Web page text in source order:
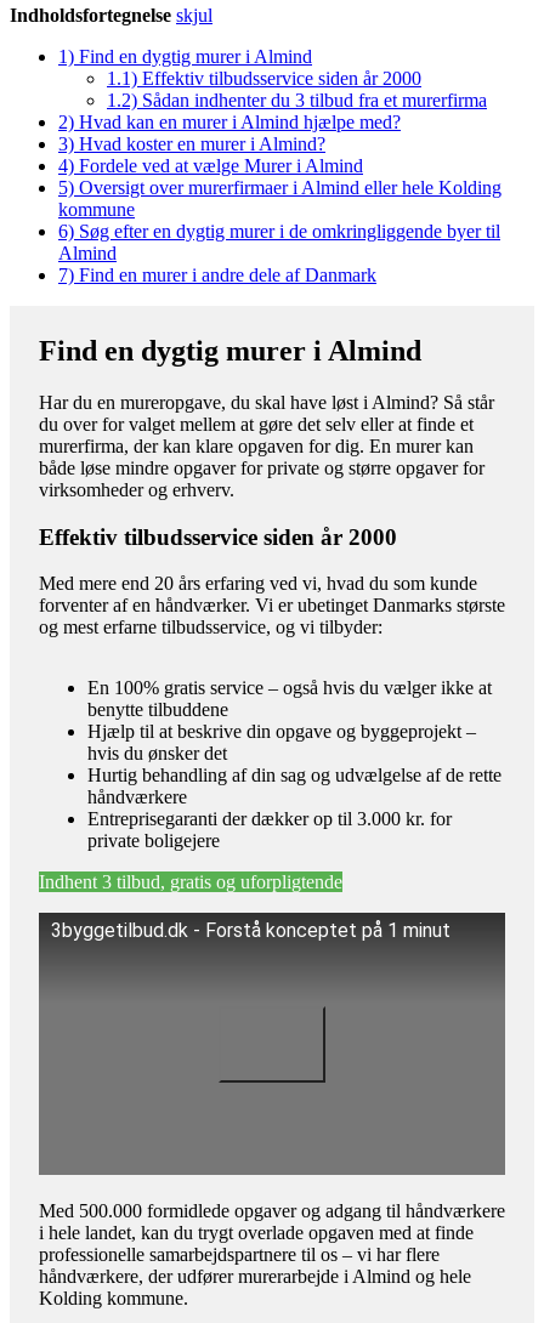
Indholdsfortegnelse skjul
1) Find en dygtig murer i Almind
1.1) Effektiv tilbudsservice siden år 2000
1.2) Sådan indhenter du 3 tilbud fra et murerfirma
2) Hvad kan en murer i Almind hjælpe med?
3) Hvad koster en murer i Almind?
4) Fordele ved at vælge Murer i Almind
5) Oversigt over murerfirmaer i Almind eller hele Kolding
kommune
6) Søg efter en dygtig murer i de omkringliggende byer til
Almind
7) Find en murer i andre dele af Danmark
Find en dygtig murer i Almind
Har du en mureropgave, du skal have løst i Almind? Så står
du over for valget mellem at gøre det selv eller at finde et
murerfirma, der kan klare opgaven for dig. En murer kan
både løse mindre opgaver for private og større opgaver for
virksomheder og erhverv.
Effektiv tilbudsservice siden år 2000
Med mere end 20 års erfaring ved vi, hvad du som kunde
forventer af en håndværker. Vi er ubetinget Danmarks største
og mest erfarne tilbudsservice, og vi tilbyder:
En 100% gratis service – også hvis du vælger ikke at
benytte tilbuddene
Hjælp til at beskrive din opgave og byggeprojekt –
hvis du ønsker det
Hurtig behandling af din sag og udvælgelse af de rette
håndværkere
Entreprisegaranti der dækker op til 3.000 kr. for
private boligejere
Indhent 3 tilbud, gratis og uforpligtende
3byggetilbud.dk - Forstå konceptet på 1 minut
Med 500.000 formidlede opgaver og adgang til håndværkere
i hele landet, kan du trygt overlade opgaven med at finde
professionelle samarbejdspartnere til os – vi har flere
håndværkere, der udfører murerarbejde i Almind og hele
Kolding kommune.